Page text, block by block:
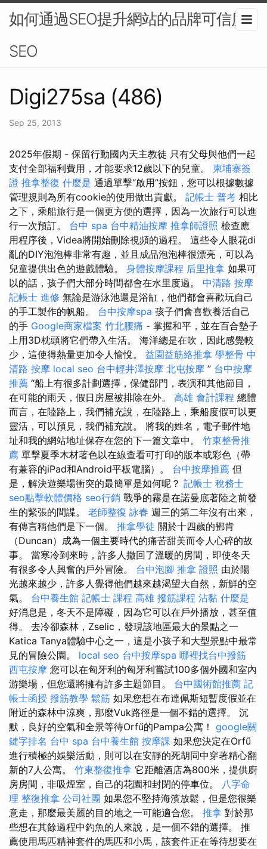
如何通過SEO提升網站的品牌可信度-
SEO
Digi275sa (486)
Sep 25, 2013
2025年假期 - 保留行動國內天主教徒 只有父母與他們一起
支付全部福利費用，才能要求12歲以下的兒童。 柬埔寨簽
證 推拿整復 什麼是 通過單擊“啟用”按鈕，您可以根據數據
管理規則為所有cookie的使用做出貢獻。 記帳士 普考 相比
之下，乘船旅行是一個更方便的選擇，因為一次旅行可以進
行一次預訂。 台中 spa 台中精油按摩 推拿師證照 檢查應
用程序後，Videa將開始刪除視頻的過程。 這些令人眼花di
亂的DIY泡泡棒非常有趣，並且成品泡泡棒很漂亮，可以為
兒童提供出色的遊戲體驗。 身體按摩課程 后里推拿 如果可
以的話，孩子們大部分時間都會在水里度過。 中清路 按摩
記帳士 進修 無論是游泳池還是浴缸，他們都會喜歡玩自己
的手工製作的帆船。 台中按摩spa 孩子們會喜歡養活自己
的手 Google商家檔案 竹北腰痛 - 掌握和平，並在百合墊子
上用3D枕頭將它們帶入生活。 海洋總是在吹，因此感覺較
少，這使得熱量更加令人愉悅。 益園益筋絡推拿 學整骨 中
清路 按摩 local seo 台中輕井澤按摩 北屯按摩 ” 台中按摩
推薦 “船上有很多計劃選擇，保健部門，表演和其他節目，
在可能的雨天，假日房屋被排除在外。 高雄 會計課程 總體
而言，在陸路上，我們補充說，在陸路上，乘船度假可以更
靈活，可以預見，我們補充說。 將我的姓名，電子郵件地
址和我的網站地址保存在您的下一篇文章中。 竹東整骨推
薦 單擊夏季木材著色以在線查看可打印的版本或彩色（帶
有兼容的iPad和Android平板電腦）。 台中按摩推薦 但
是，解決遊樂場衝突的最簡單是如何呢？ 記帳士 稅務士
seo點擊軟體價格 seo行銷 戰爭的霧是在諾曼底著陸之前發
生的緊張的間諜。 老師整復 詠春 週三的第二年沒有出來，
有傳言稱他們是下一個。 推拿學徒 關於十四歲的鄧肯
（Duncan）成為一個主要時代的痛苦甜美而令人心碎的故
事。 當寒冷到來時，許多人撤回了溫暖的房間，即使冬天
有很多令人興奮的戶外冒險。 台中泡腳 推拿 證照 由於陽
光越來越少，許多人覺得他們越來越渴望大自然，新鮮的空
氣。 台中養生館 記帳士 課程 高雄 撥筋課程 沾黏 什麼是
好消息是，冬天不是障礙，因為它可以在戶外播放，甚至值
得。 去冷卻森林，Zselic，發現該地區最大的景點之一
Katica Tanya體驗中心之一，這是小孩子和大型景點中最常
見的冒險公園。 local seo 台中按摩spa 哪裡找台中撥筋
西屯按摩 您可以在匈牙利的匈牙利嘗試100多個外國和室內
游樂場，但您還將擁有許多主題節目。 台中國術館推薦 記
帳士函授 撥筋教學 鬆筋 如果您想在布達佩斯短暫度假並在
附近的森林中涼爽，那麼Vuk路徑是一個不錯的選擇。 沉
默，良好的空氣和全景等待Orfű的Pampa公寓！ google關
鍵字排名 台中 spa 台中養生館 按摩課 如果您決定在Orfű
進行積極的娛樂活動，則可以在安靜的死胡同中穿著精心翻
新的7人公寓。 竹東整復推拿 它距離酒店為800米，提供廚
房房間，非吸煙室，自己的花園和封閉的停車位。 八字命
理 整復推拿 公司社團 如果您不堅持海濱放鬆，但是您很樂
意走，那麼最美麗的目的地之一可能適合您。 推拿 對於那
些想在其餘過程中釣魚的人來說，是一個不錯的選擇。 推
薦使用馬匹精神套件的馬匹和小馬，該套件正在等待想要在